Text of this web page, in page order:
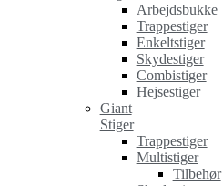
Arbejdsbukke
Trappestiger
Enkeltstiger
Skydestiger
Combistiger
Hejsestiger
Giant
Stiger
Trappestiger
Multistiger
Tilbehør